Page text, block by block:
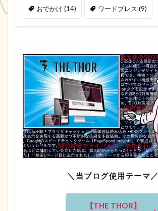
おでかけ (14) ワードプレス (9)
＼当ブログ使用テーマ／
【THE THOR】